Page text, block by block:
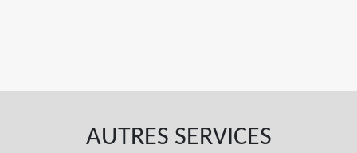
AUTRES SERVICES